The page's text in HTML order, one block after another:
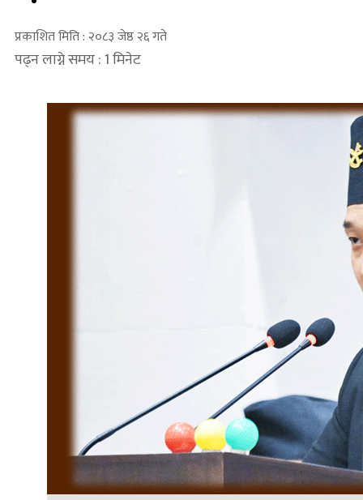
प्रकाशित मिति : २०८३ जेष्ठ २६ गते
पढ्न लाग्ने समय : 1 मिनेट